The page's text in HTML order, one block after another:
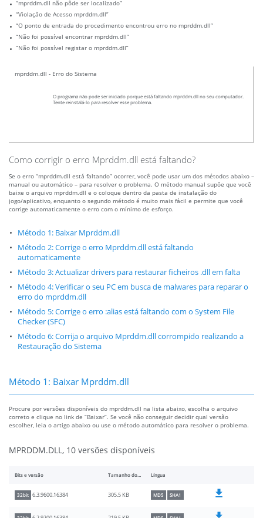
“mprddm.dll não pôde ser localizado”
“Violação de Acesso mprddm.dll”
“O ponto de entrada do procedimento encontrou erro no mprddm.dll”
“Não foi possível encontrar mprddm.dll”
“Não foi possível registar o mprddm.dll”
mprddm.dll - Erro do Sistema
O programa não pode ser iniciado porque está faltando mprddm.dll no seu computador.
Tente reinstalá-lo para resolver esse problema.
Como corrigir o erro Mprddm.dll está faltando?
Se o erro “mprddm.dll está faltando” ocorrer, você pode usar um dos métodos abaixo –
manual ou automático – para resolver o problema. O método manual supõe que você
baixe o arquivo mprddm.dll e o coloque dentro da pasta de instalação do
jogo/aplicativo, enquanto o segundo método é muito mais fácil e permite que você
corrige automaticamente o erro com o mínimo de esforço.
Método 1: Baixar Mprddm.dll
Método 2: Corrige o erro Mprddm.dll está faltando
automaticamente
Método 3: Actualizar drivers para restaurar ficheiros .dll em falta
Método 4: Verificar o seu PC em busca de malwares para reparar o
erro do mprddm.dll
Método 5: Corrige o erro :alias está faltando com o System File
Checker (SFC)
Método 6: Corrija o arquivo Mprddm.dll corrompido realizando a
Restauração do Sistema
Método 1: Baixar Mprddm.dll
Procure por versões disponíveis do mprddm.dll na lista abaixo, escolha o arquivo
correto e clique no link de “Baixar”. Se você não conseguir decidir qual versão
escolher, leia o artigo abaixo ou use o método automático para resolver o problema.
MPRDDM.DLL, 10 versões disponíveis
Bits e versão Tamanho do arquivo Língua
32bit 6.3.9600.16384 305.5 KB MD5 SHA1